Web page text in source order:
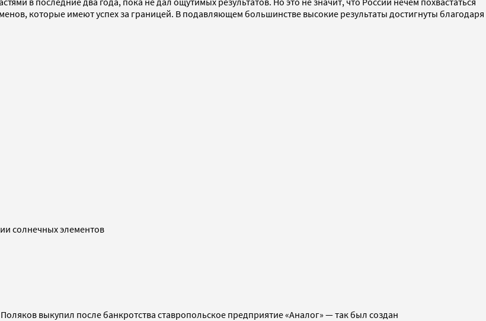
которые имеют успех за границей. В подавляющем большинстве высокие результаты достигнуты благодаря
солнечных элементов
выкупил после банкротства ставропольское предприятие «Аналог» — так был создан